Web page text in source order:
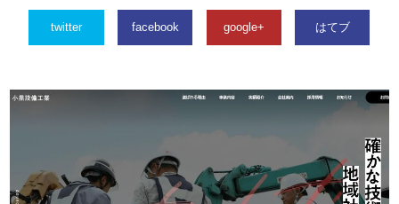
twitter facebook google+ はてブ